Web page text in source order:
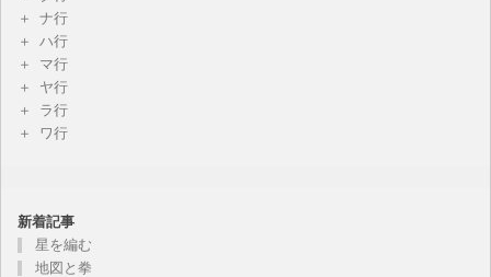
ナ行
ハ行
マ行
ヤ行
ラ行
ワ行
新着記事
星を編む
地図と拳